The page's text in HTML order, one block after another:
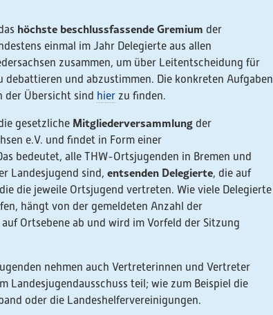
höchste beschlussfassende Gremium der
einmal im Jahr Delegierte aus allen
zusammen, um über Leitentscheidung für
debattieren und abzustimmen. Die konkreten Aufgaben
der Übersicht sind hier zu finden.
gesetzliche Mitgliederversammlung der
e.V. und findet in Form einer
bedeutet, alle THW-Ortsjugenden in Bremen und
Landesjugend sind, entsenden Delegierte, die auf
die jeweile Ortsjugend vertreten. Wie viele Delegierte
hängt von der gemeldeten Anzahl der
Ortsebene ab und wird im Vorfeld der Sitzung
nehmen auch Vertreterinnen und Vertreter
Landesjugendausschuss teil; wie zum Beispiel die
oder die Landeshelfervereinigungen.